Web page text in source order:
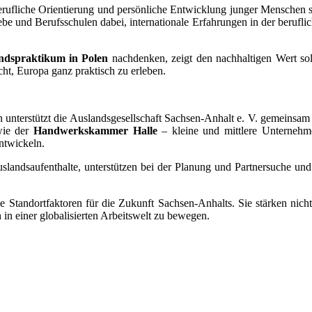
Orientierung und persönliche Entwicklung junger Menschen
und Berufsschulen dabei, internationale Erfahrungen in der
in Polen nachdenken, zeigt den nachhaltigen Wert
Europa ganz praktisch zu erleben.
die Auslandsgesellschaft Sachsen-Anhalt e. V.
der Handwerkskammer Halle– kleine und mittlere
unterstützen bei der Planung und Partnersuche
Standortfaktoren für die Zukunft Sachsen-Anhalts. Sie stärken
einer globalisierten Arbeitswelt zu bewegen.